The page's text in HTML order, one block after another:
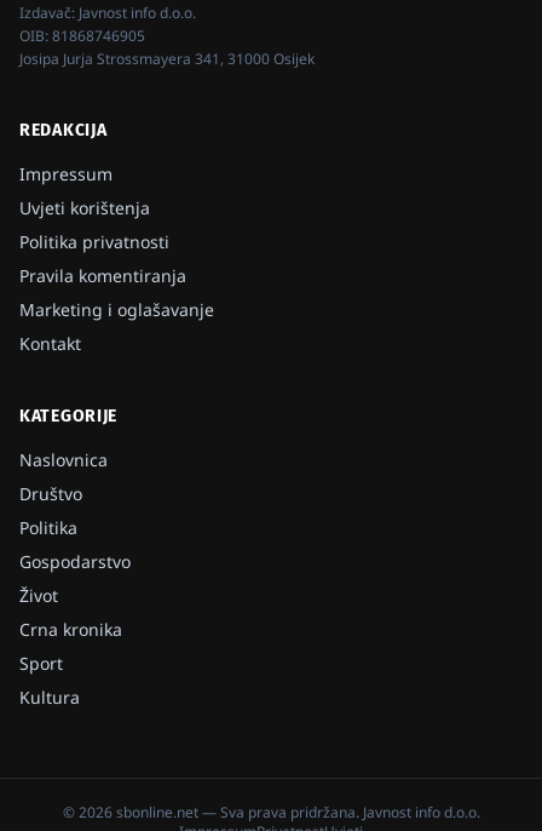
Izdavač: Javnost info d.o.o.
OIB:81868746905
Josipa Jurja Strossmayera 341, 31000 Osijek
REDAKCIJA
Impressum
Uvjeti korištenja
Politika privatnosti
Pravila komentiranja
Marketing i oglašavanje
Kontakt
KATEGORIJE
Naslovnica
Društvo
Politika
Gospodarstvo
Život
Crna kronika
Sport
Kultura
©2026 sbonline.net— Sva prava pridržana. Javnost info d.o.o.